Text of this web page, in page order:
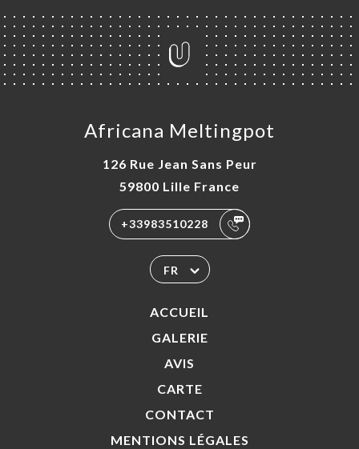
Africana Meltingpot
126 Rue Jean Sans Peur
59800 Lille France
+33983510228
FR
ACCUEIL
GALERIE
AVIS
CARTE
CONTACT
MENTIONS LÉGALES